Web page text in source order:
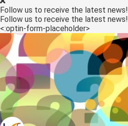
Follow us to receive the latest news!
Follow us to receive the latest news!
<:optin-form-placeholder>
deze
kan de
niet
worden
om